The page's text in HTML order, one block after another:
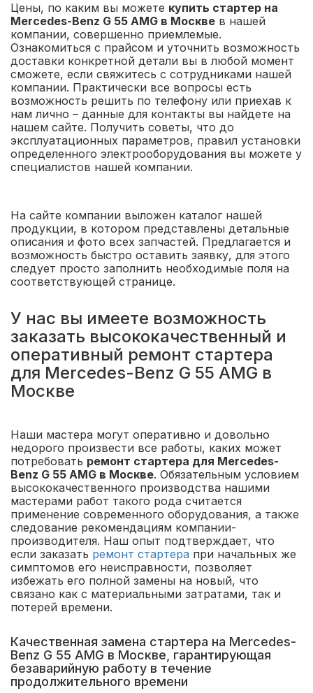
Цены, по каким вы можете купить стартер на
Mercedes-Benz G 55 AMG в Москве в нашей
компании, совершенно приемлемые.
Ознакомиться с прайсом и уточнить возможность
доставки конкретной детали вы в любой момент
сможете, если свяжитесь с сотрудниками нашей
компании. Практически все вопросы есть
возможность решить по телефону или приехав к
нам лично – данные для контакты вы найдете на
нашем сайте. Получить советы, что до
эксплуатационных параметров, правил установки
определенного электрооборудования вы можете у
специалистов нашей компании.
На сайте компании выложен каталог нашей
продукции, в котором представлены детальные
описания и фото всех запчастей. Предлагается и
возможность быстро оставить заявку, для этого
следует просто заполнить необходимые поля на
соответствующей странице.
У нас вы имеете возможность
заказать высококачественный и
оперативный ремонт стартера
для Mercedes-Benz G 55 AMG в
Москве
Наши мастера могут оперативно и довольно
недорого произвести все работы, каких может
потребовать ремонт стартера для Mercedes-
Benz G 55 AMG в Москве. Обязательным условием
высококачественного производства нашими
мастерами работ такого рода считается
применение современного оборудования, а также
следование рекомендациям компании-
производителя. Наш опыт подтверждает, что
если заказать ремонт стартера при начальных же
симптомов его неисправности, позволяет
избежать его полной замены на новый, что
связано как с материальными затратами, так и
потерей времени.
Качественная замена стартера на Mercedes-
Benz G 55 AMG в Москве, гарантирующая
безаварийную работу в течение
продолжительного времени